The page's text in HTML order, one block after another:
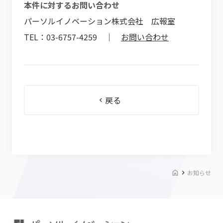
本件に対するお問い合わせ
パーソルイノベーション株式会社 広報室
TEL：03-6757-4259 ｜ お問い合わせ
戻る
お知らせ